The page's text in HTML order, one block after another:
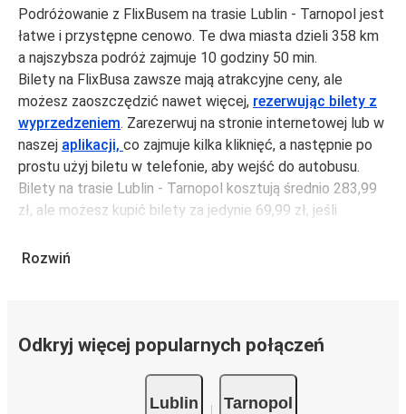
Podróżowanie z FlixBusem na trasie Lublin - Tarnopol jest
łatwe i przystępne cenowo. Te dwa miasta dzieli 358 km
a najszybsza podróż zajmuje 10 godziny 50 min.
Bilety na FlixBusa zawsze mają atrakcyjne ceny, ale
możesz zaoszczędzić nawet więcej, rezerwując bilety z
wyprzedzeniem. Zarezerwuj na stronie internetowej lub w
naszej aplikacji, co zajmuje kilka kliknięć, a następnie po
prostu użyj biletu w telefonie, aby wejść do autobusu.
Bilety na trasie Lublin - Tarnopol kosztują średnio 283,99
zł, ale możesz kupić bilety za jedynie 69,99 zł, jeśli
unikając weekendów i świąt. Aby podróżować szybko,
ma mniejszy wpływ na środowisko
Rozwiń
Odkryj więcej popularnych połączeń
Lublin Tarnopol